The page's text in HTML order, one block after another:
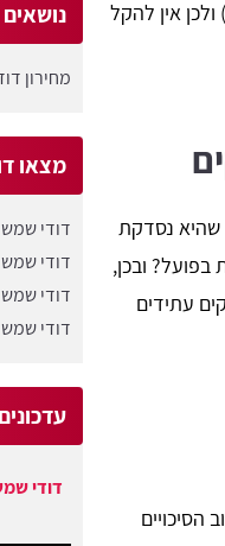
ולכן אין להקל
נסדקת
בפועל? ובכן,
עתידים
מחירון
מצאו
דודי
דודי שמש
דודי
דודי שמש
דודי